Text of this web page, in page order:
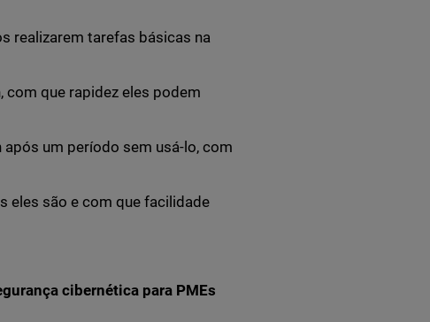
realizarem tarefas básicas na
com que rapidez eles podem
um período sem usá-lo, com
eles são e com que facilidade
cibernética para PMEs